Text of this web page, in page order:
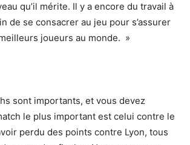
qu’il mérite. Il y a encore du travail à
de se consacrer au jeu pour s’assurer
joueurs au monde. »
sont importants, et vous devez
le plus important est celui contre le
perdu des points contre Lyon, tous